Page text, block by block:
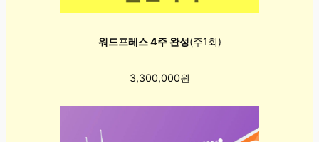
워드프레스 4주 완성(주1회)
3,300,000원